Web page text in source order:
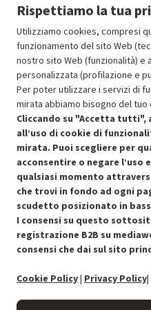
SCONTO
Approfitta dello sconto del
Condizioni generali di vendita
Cookie Policy
Preferenze cookie
Accessibilità
Rispettiamo la tua
Utilizziamo cookies, compresi
funzionamento del sito Web
nostro sito Web (funzionalità) e
personalizzata (profilazione e
Per poter utilizzare i servizi di
mirata abbiamo bisogno del tuo
Cliccando su "Accetta
all’uso di cookie di
mirata. Puoi scegliere per
acconsentire o negare l’uso
qualsiasi momento
che trovi in fondo ad ogni
scudetto posizionato in
I consensi su questo
registrazione B2B su
consensi che dai sul sito
Cookie Policy| Privacy Policy|